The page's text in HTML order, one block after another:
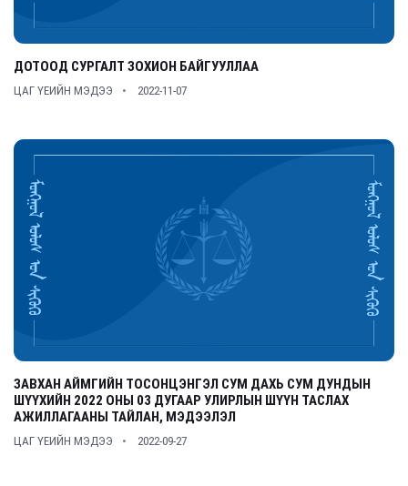
ДОТООД СУРГАЛТ ЗОХИОН БАЙГУУЛЛАА
ЦАГ ҮЕИЙН МЭДЭЭ 2022-11-07
ЗАВХАН АЙМГИЙН ТОСОНЦЭНГЭЛ СУМ ДАХЬ СУМ ДУНДЫН
ШҮҮХИЙН 2022 ОНЫ 03 ДУГААР УЛИРЛЫН ШҮҮН ТАСЛАХ
АЖИЛЛАГААНЫ ТАЙЛАН, МЭДЭЭЛЭЛ
ЦАГ ҮЕИЙН МЭДЭЭ 2022-09-27